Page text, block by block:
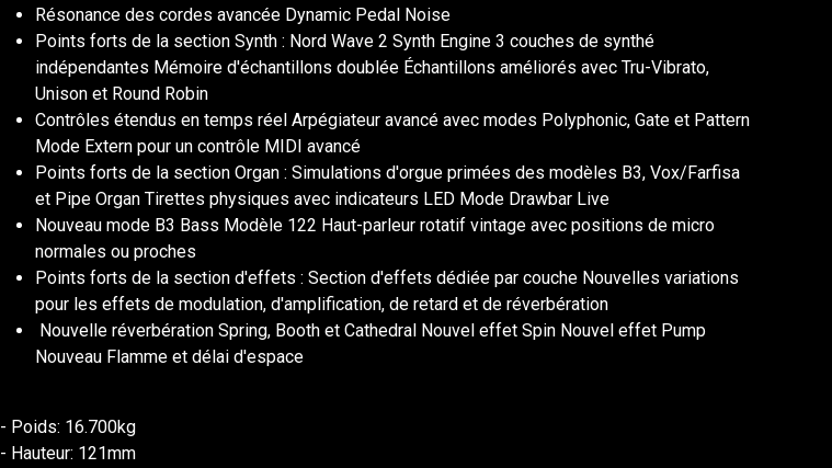
Résonance des cordes avancée Dynamic Pedal Noise
Points forts de la section Synth : Nord Wave 2 Synth Engine 3 couches de synthé
indépendantes Mémoire d'échantillons doublée Échantillons améliorés avec Tru-Vibrato,
Unison et Round Robin
Contrôles étendus en temps réel Arpégiateur avancé avec modes Polyphonic, Gate et Pattern
Mode Extern pour un contrôle MIDI avancé
Points forts de la section Organ : Simulations d'orgue primées des modèles B3, Vox/Farfisa
et Pipe Organ Tirettes physiques avec indicateurs LED Mode Drawbar Live
Nouveau mode B3 Bass Modèle 122 Haut-parleur rotatif vintage avec positions de micro
normales ou proches
Points forts de la section d'effets : Section d'effets dédiée par couche Nouvelles variations
pour les effets de modulation, d'amplification, de retard et de réverbération
Nouvelle réverbération Spring, Booth et Cathedral Nouvel effet Spin Nouvel effet Pump
Nouveau Flamme et délai d'espace
- Poids: 16.700kg
- Hauteur: 121mm